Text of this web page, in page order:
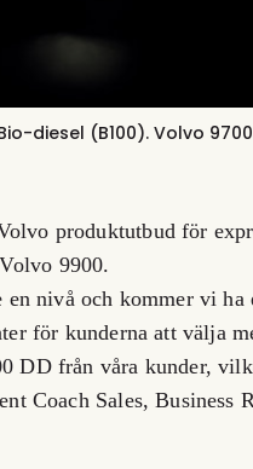
diesel (B100). Volvo
produktutbud för
9900.
nivå och kommer vi ha
för kunderna att välja
DD från våra kunder,
Coach Sales, Business